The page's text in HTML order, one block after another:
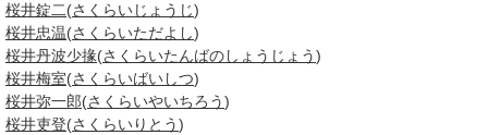
桜井錠二(さくらいじょうじ)
桜井忠温(さくらいただよし)
桜井丹波少掾(さくらいたんばのしょうじょう)
桜井梅室(さくらいばいしつ)
桜井弥一郎(さくらいやいちろう)
桜井吏登(さくらいりとう)